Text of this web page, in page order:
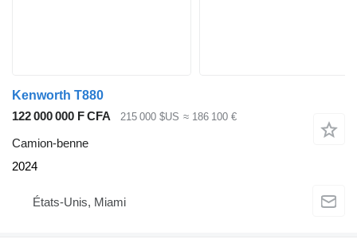
Kenworth T880
122 000 000 F CFA
215 000 $US ≈ 186 100 €
Camion-benne
2024
États-Unis, Miami